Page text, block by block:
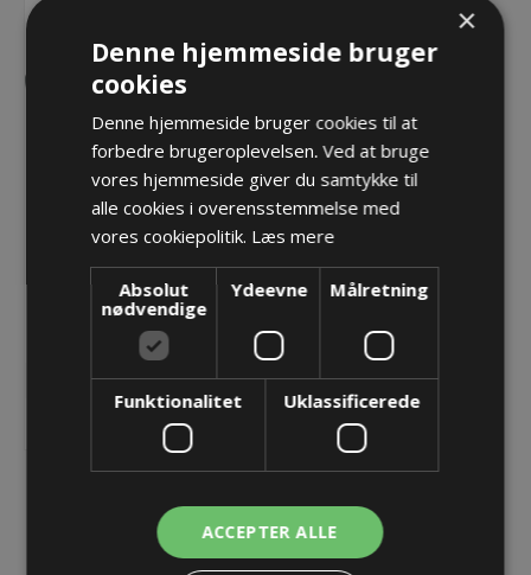
ROBOTRAX energikæde -
1.342,93 kr.
Lager: Restordre - Er på vej!
KØB
×
Denne hjemmeside bruger
cookies
Denne hjemmeside bruger cookies til at
forbedre brugeroplevelsen. Ved at bruge
vores hjemmeside giver du samtykke til
alle cookies i overensstemmelse med
vores cookiepolitik. Læs mere
Absolut
nødvendige
Ydeevne Målretning
Funktionalitet Uklassificerede
ACCEPTER ALLE